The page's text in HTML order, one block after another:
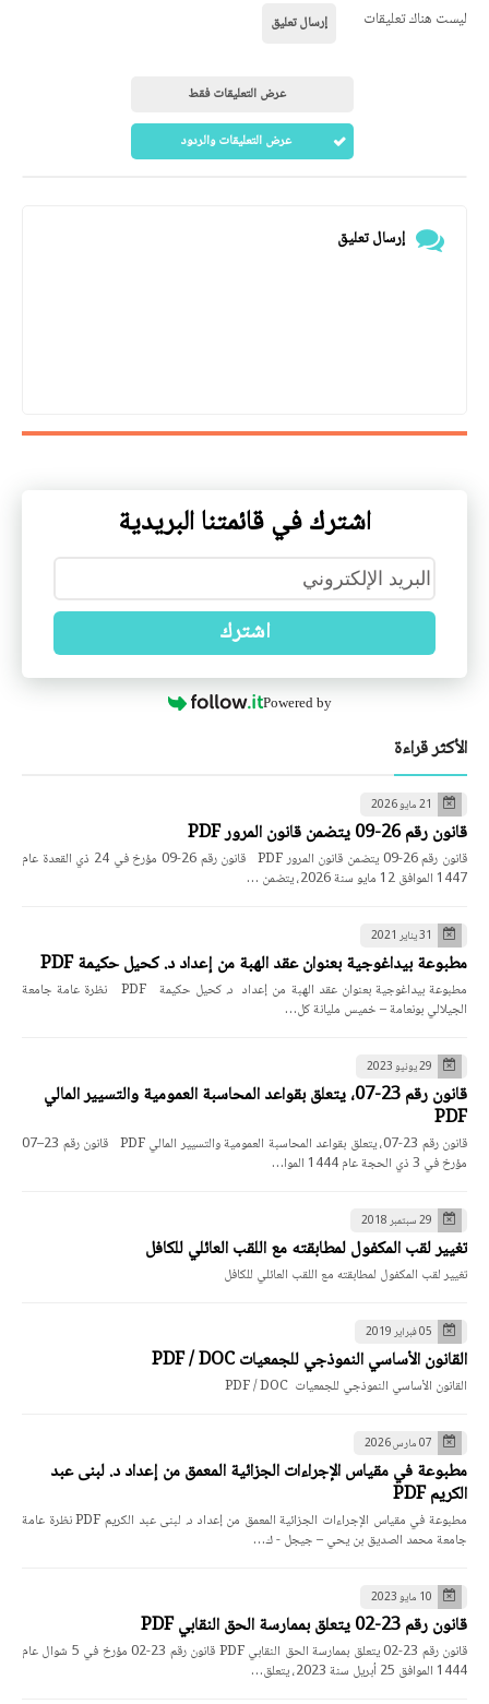
ليست هناك تعليقات إرسال تعليق
عرض التعليقات فقط
عرض التعليقات والردود
إرسال تعليق
اشترك في قائمتنا البريدية
اشترك
Powered by
الأكثر قراءة
21 مايو 2026
قانون رقم 26-09 يتضمن قانون المرور PDF
قانون رقم 26-09 يتضمن قانون المرور PDF قانون رقم 26-09 مؤرخ في 24 ذي القعدة عام
1447 الموافق 12 مايو سنة 2026، يتضمن …
31 يناير 2021
مطبوعة بيداغوجية بعنوان عقد الهبة من إعداد د. كحيل حكيمة PDF
مطبوعة بيداغوجية بعنوان عقد الهبة من إعداد د. كحيل حكيمة PDF نظرة عامة جامعة
الجيلالي بونعامة – خميس مليانة كل…
29 يونيو 2023
قانون رقم 23-07، يتعلق بقواعد المحاسبة العمومية والتسيير المالي
PDF
قانون رقم 23-07، يتعلق بقواعد المحاسبة العمومية والتسيير المالي PDF قانون رقم 23–07
مؤرخ في 3 ذي الحجة عام 1444 الموا…
29 سبتمبر 2018
تغيير لقب المكفول لمطابقته مع اللقب العائلي للكافل
تغيير لقب المكفول لمطابقته مع اللقب العائلي للكافل
05 فبراير 2019
القانون الأساسي النموذجي للجمعيات PDF / DOC
القانون الأساسي النموذجي للجمعيات PDF / DOC
07 مارس 2026
مطبوعة في مقياس الإجراءات الجزائية المعمق من إعداد د. لبنى عبد
الكريم PDF
مطبوعة في مقياس الإجراءات الجزائية المعمق من إعداد د. لبنى عبد الكريم PDF نظرة عامة
جامعة محمد الصديق بن يحي – جيجل - ك…
10 مايو 2023
قانون رقم 23-02 يتعلق بممارسة الحق النقابي PDF
قانون رقم 23-02 يتعلق بممارسة الحق النقابي PDF قانون رقم 23-02 مؤرخ في 5 شوال عام
1444 الموافق 25 أبريل سنة 2023، يتعلق…